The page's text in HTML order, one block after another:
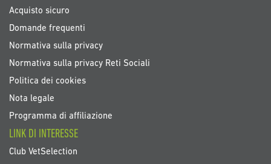
Acquisto sicuro
Domande frequenti
Normativa sulla privacy
Normativa sulla privacy Reti Sociali
Politica dei cookies
Nota legale
Programma di affiliazione
LINK DI INTERESSE
Club VetSelection